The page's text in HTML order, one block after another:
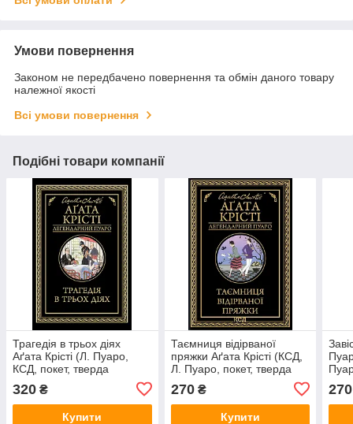
Умови повернення
Законом не передбачено повернення та обмін даного товару
належної якості
Всі умови повернення
Подібні товари компанії
Трагедія в трьох діях
Аґата Крісті (Л. Пуаро,
КСД, покет, тверда
320 ₴
Купити
Таємниця відірваної
пряжки Аґата Крісті (КСД,
Л. Пуаро, покет, тверда
270₴
Купити
270